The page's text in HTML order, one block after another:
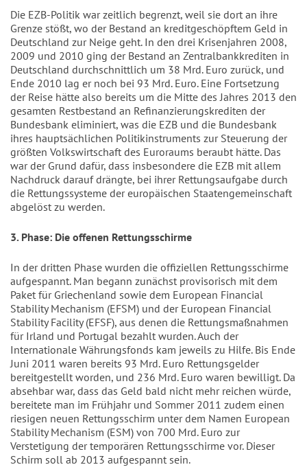
Die EZB-Politik war zeitlich begrenzt, weil sie dort an ihre
Grenze stößt, wo der Bestand an kreditgeschöpftem Geld in
Deutschland zur Neige geht. In den drei Krisenjahren 2008,
2009 und 2010 ging der Bestand an Zentralbankkrediten in
Deutschland durchschnittlich um 38 Mrd. Euro zurück, und
Ende 2010 lag er noch bei 93 Mrd. Euro. Eine Fortsetzung
der Reise hätte also bereits um die Mitte des Jahres 2013 den
gesamten Restbestand an Refinanzierungskrediten der
Bundesbank eliminiert, was die EZB und die Bundesbank
ihres hauptsächlichen Politikinstruments zur Steuerung der
größten Volkswirtschaft des Euroraums beraubt hätte. Das
war der Grund dafür, dass insbesondere die EZB mit allem
Nachdruck darauf drängte, bei ihrer Rettungsaufgabe durch
die Rettungssysteme der europäischen Staatengemeinschaft
abgelöst zu werden.
3. Phase: Die offenen Rettungsschirme
In der dritten Phase wurden die offiziellen Rettungsschirme
aufgespannt. Man begann zunächst provisorisch mit dem
Paket für Griechenland sowie dem European Financial
Stability Mechanism (EFSM) und der European Financial
Stability Facility (EFSF), aus denen die Rettungsmaßnahmen
für Irland und Portugal bezahlt wurden. Auch der
Internationale Währungsfonds kam jeweils zu Hilfe. Bis Ende
Juni 2011 waren bereits 93 Mrd. Euro Rettungsgelder
bereitgestellt worden, und 236 Mrd. Euro waren bewilligt. Da
absehbar war, dass das Geld bald nicht mehr reichen würde,
bereitete man im Frühjahr und Sommer 2011 zudem einen
riesigen neuen Rettungsschirm unter dem Namen European
Stability Mechanism (ESM) von 700 Mrd. Euro zur
Verstetigung der temporären Rettungsschirme vor. Dieser
Schirm soll ab 2013 aufgespannt sein.